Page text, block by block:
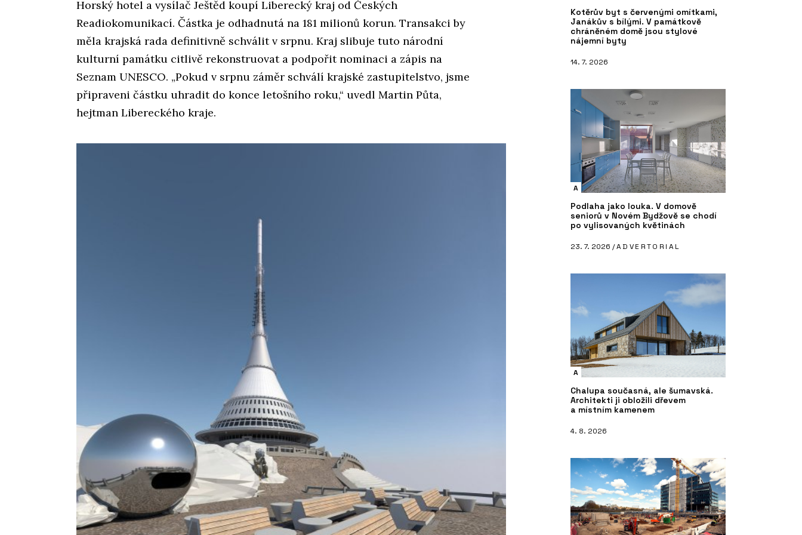
Horský hotel a vysílač Ještěd koupí Liberecký kraj od Českých
Readiokomunikací. Částka je odhadnutá na 181 milionů korun. Transakci by
měla krajská rada definitivně schválit v srpnu. Kraj slibuje tuto národní
kulturní památku citlivě rekonstruovat a podpořit nominaci a zápis na
Seznam UNESCO. „Pokud v srpnu záměr schválí krajské zastupitelstvo, jsme
připraveni částku uhradit do konce letošního roku,“ uvedl Martin Půta,
hejtman Libereckého kraje.
Kotěrův byt s červenými omítkami,
Janákův s bílými. V památkově
chráněném domě jsou stylové
nájemní byty
14. 7. 2026
A
Podlaha jako louka. V domově
seniorů v Novém Bydžově se chodí
po vylisovaných květinách
23. 7. 2026 /ADVERTORIAL
A
Chalupa současná, ale šumavská.
Architekti ji obložili dřevem
a místním kamenem
4. 8. 2026